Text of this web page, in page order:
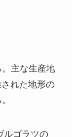
主な生産地
れた地形の
ルゴラツの